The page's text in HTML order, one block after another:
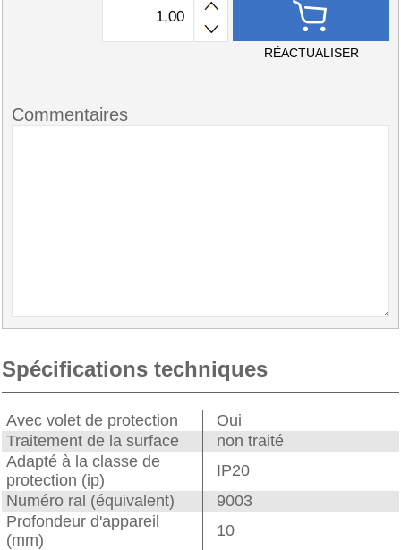
RÉACTUALISER
Commentaires
Spécifications techniques
Avec volet de protection
Oui
Traitement de la surface
non traité
Adapté à la classe de
protection (ip)
IP20
Numéro ral (équivalent)
9003
Profondeur d'appareil
(mm)
10